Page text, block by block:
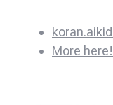
More here!